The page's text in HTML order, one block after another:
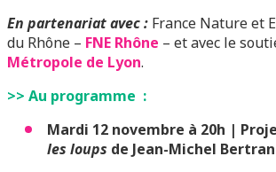
En partenariat avec : France Nature et
du Rhône – FNE Rhône – et avec le
Métropole de Lyon.
>> Au programme :
Mardi 12 novembre à 20h |
les loups de Jean-Michel